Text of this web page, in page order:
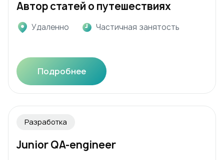
Автор статей о путешествиях
Удаленно Частичная занятость
Подробнее
Разработка
Junior QA-engineer